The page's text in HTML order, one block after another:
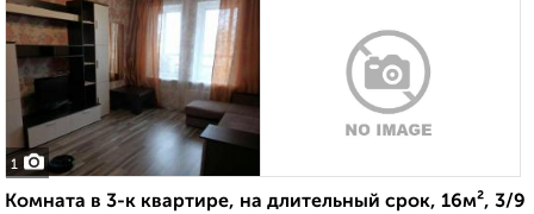
1
Комната в 3-к квартире, на длительный срок, 16м², 3/9